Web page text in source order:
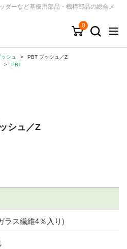
ダーなど基板用部品・機構部品の総合メ
0
ッシュ >
PBT ブッシュ／Z
> PBT
シュ／Z
ラス繊維4％入り)